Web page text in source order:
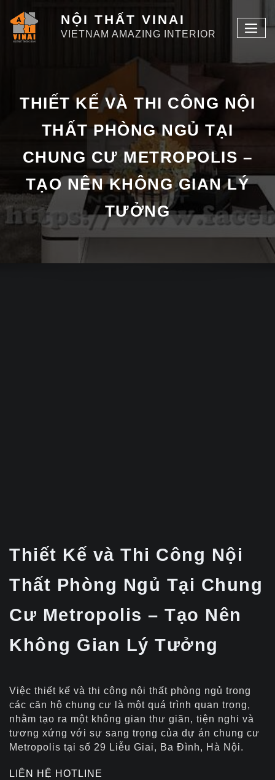
NỘI THẤT VINAI
VIETNAM AMAZING INTERIOR
THIẾT KẾ VÀ THI CÔNG NỘI
THẤT PHÒNG NGỦ TẠI
CHUNG CƯ METROPOLIS –
TẠO NÊN KHÔNG GIAN LÝ
TƯỞNG
Thiết Kế và Thi Công Nội
Thất Phòng Ngủ Tại Chung
Cư Metropolis – Tạo Nên
Không Gian Lý Tưởng
Việc thiết kế và thi công nội thất phòng ngủ trong
các căn hộ chung cư là một quá trình quan trọng,
nhằm tạo ra một không gian thư giãn, tiện nghi và
tương xứng với sự sang trọng của dự án chung cư
Metropolis tại số 29 Liễu Giai, Ba Đình, Hà Nội.
LIÊN HỆ HOTLINE